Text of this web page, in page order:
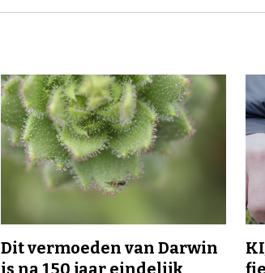
Dit vermoeden van Darwin
is na 150 jaar eindelijk